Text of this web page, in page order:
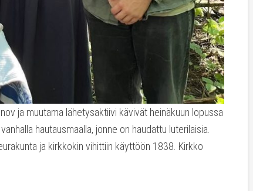
ja muutama lähetysaktiivi kävivät heinäkuun lopussa
hautausmaalla, jonne on haudattu luterilaisia.
ja kirkkokin vihittiin käyttöön 1838. Kirkko